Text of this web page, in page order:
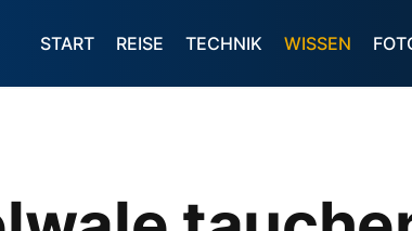
START REISE TECHNIK WISSEN